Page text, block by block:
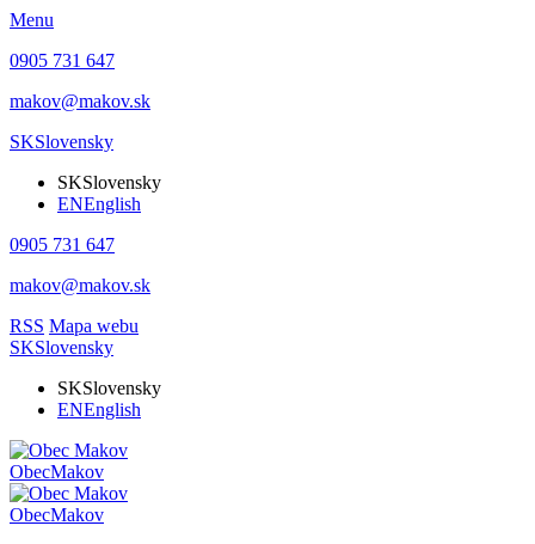
Menu
0905 731 647
makov@makov.sk
SKSlovensky
SKSlovensky
ENEnglish
0905 731 647
makov@makov.sk
RSS Mapa webu
SKSlovensky
SKSlovensky
ENEnglish
ObecMakov
ObecMakov